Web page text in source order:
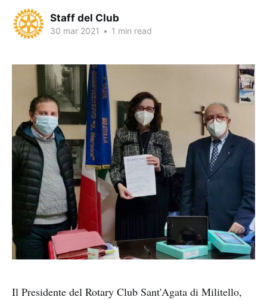
Staff del Club
30 mar 2021 • 1 min read
Il Presidente del Rotary Club Sant'Agata di Militello,